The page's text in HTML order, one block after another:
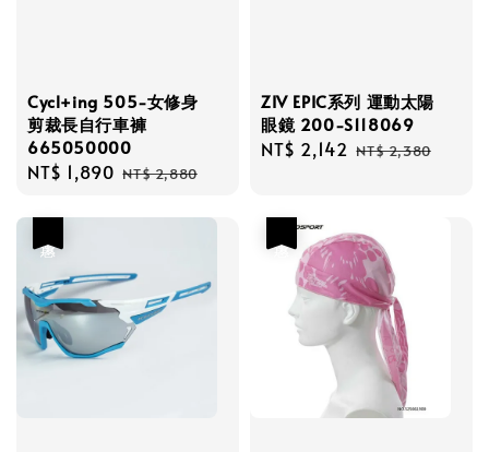
Cycl+ing 505-女修身
剪裁長自行車褲
665050000
Sale
NT$ 1,890 Regular
NT$ 2,880
ZIV EPIC系列 運動太陽
眼鏡 200-S118069
Sale
NT$ 2,142 Regular
NT$ 2,380